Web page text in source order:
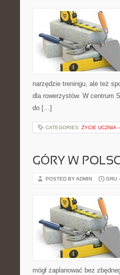
narzędzie treningu, ale też
dla rowerzystów. W centrum
do […]
CATEGORIES: ŻYCIE UCZNIA
GÓRY W
POSTED BY ADMIN GRU
mógł zaplanować bez